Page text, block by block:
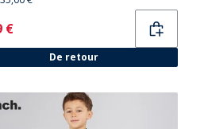
€
De retour